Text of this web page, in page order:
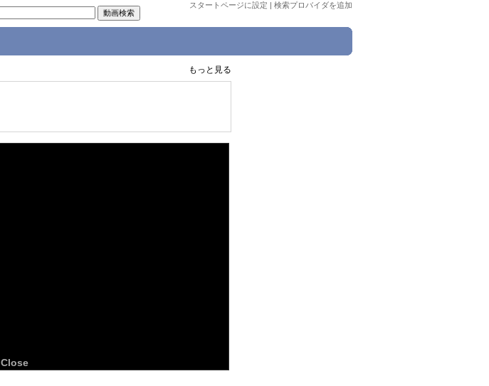
スタートページに設定 | 検索プロバイダを追加
もっと見る
Close